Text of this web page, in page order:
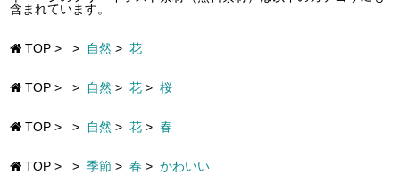
含まれています。
TOP > > 自然 > 花
TOP > > 自然 > 花 > 桜
TOP > > 自然 > 花 > 春
TOP > > 季節 > 春 > かわいい